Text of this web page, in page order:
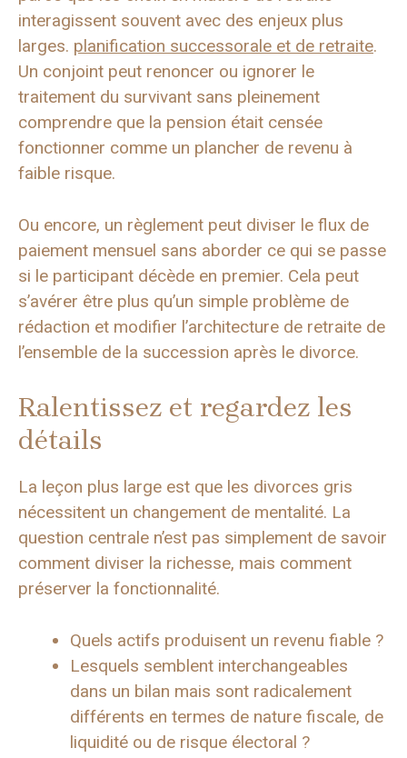
interagissent souvent avec des enjeux plus
larges. planification successorale et de retraite.
Un conjoint peut renoncer ou ignorer le
traitement du survivant sans pleinement
comprendre que la pension était censée
fonctionner comme un plancher de revenu à
faible risque.
Ou encore, un règlement peut diviser le flux de
paiement mensuel sans aborder ce qui se passe
si le participant décède en premier. Cela peut
s’avérer être plus qu’un simple problème de
rédaction et modifier l’architecture de retraite de
l’ensemble de la succession après le divorce.
Ralentissez et regardez les
détails
La leçon plus large est que les divorces gris
nécessitent un changement de mentalité. La
question centrale n’est pas simplement de savoir
comment diviser la richesse, mais comment
préserver la fonctionnalité.
Quels actifs produisent un revenu fiable ?
Lesquels semblent interchangeables
dans un bilan mais sont radicalement
différents en termes de nature fiscale, de
liquidité ou de risque électoral ?